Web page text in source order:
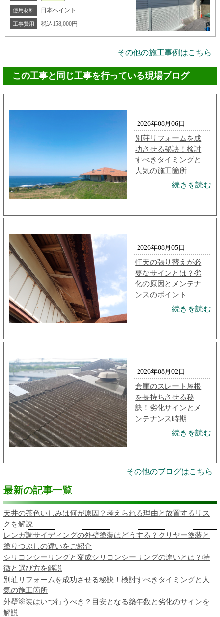
使用材料 日本ペイント
工事費用 税込158,000円
その他の施工事例はこちら
この工事と同じ工事を行っている現場ブログ
2026年08月06日
別荘リフォームを成
功させる秘訣！検討
すべきタイミングと
人気の施工箇所
続きを読む
2026年08月05日
軒天の張り替えが必
要なサインとは？劣
化の原因とメンテナ
ンスのポイント
続きを読む
2026年08月02日
倉庫のスレート屋根
を長持ちさせる秘
訣！劣化サインとメ
ンテナンス時期
続きを読む
その他のブログはこちら
最新の記事一覧
天井の茶色いしみは何が原因？考えられる理由と放置するリス
クを解説
レンガ調サイディングの外壁塗装はどうする？クリヤー塗装と
塗りつぶしの違いをご紹介
シリコンシーリングと変成シリコンシーリングの違いとは？特
徴と選び方を解説
別荘リフォームを成功させる秘訣！検討すべきタイミングと人
気の施工箇所
外壁塗装はいつ行うべき？目安となる築年数と劣化のサインを
解説